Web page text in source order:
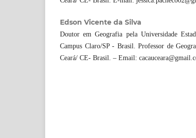
Edson Vicente da Silva
Doutor em Geografia pela Universidade
Campus Claro/SP - Brasil. Professor de
Ceará/ CE- Brasil. – Email: